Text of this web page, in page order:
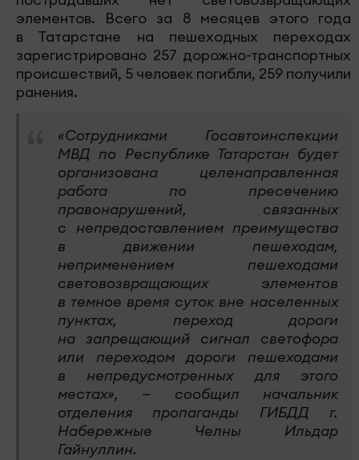
элементов. Всего за 8 месяцев этого года
в Татарстане на пешеходных переходах
зарегистрировано 257 дорожно-транспортных
происшествий, 5 человек погибли, 259 получили
ранения.
«Сотрудниками Госавтоинспекции
МВД по Республике Татарстан будет
организована целенаправленная
работа по пресечению
правонарушений, связанных
с непредоставлением преимущества
в движении пешеходам,
неприменением пешеходами
световозвращающих элементов
в темное время суток вне населенных
пунктах, переход дороги
на запрещающий сигнал светофора
или переходом дороги пешеходами
в непредусмотренных для этого
местах», — сообщил начальник
отделения пропаганды ГИБДД г.
Набережные Челны Ильдар
Гайнуллин.